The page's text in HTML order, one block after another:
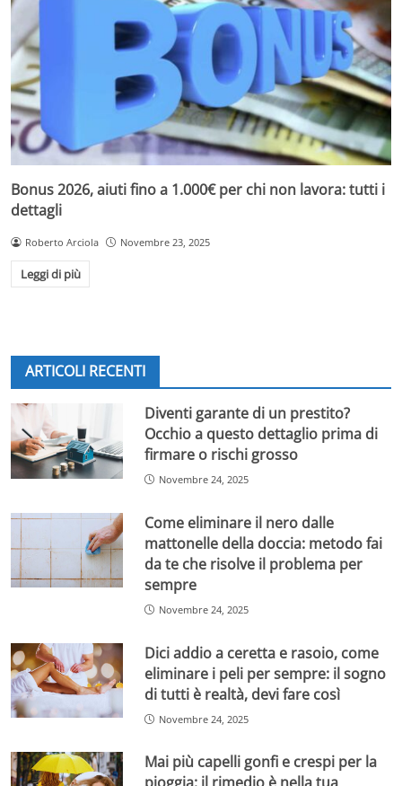
Bonus 2026, aiuti fino a 1.000€ per chi non lavora: tutti i
dettagli
Roberto Arciola Novembre 23, 2025
Leggi di più
ARTICOLI RECENTI
Diventi garante di un prestito?
Occhio a questo dettaglio prima di
firmare o rischi grosso
Novembre 24, 2025
Come eliminare il nero dalle
mattonelle della doccia: metodo fai
da te che risolve il problema per
sempre
Novembre 24, 2025
Dici addio a ceretta e rasoio, come
eliminare i peli per sempre: il sogno
di tutti è realtà, devi fare così
Novembre 24, 2025
Mai più capelli gonfi e crespi per la